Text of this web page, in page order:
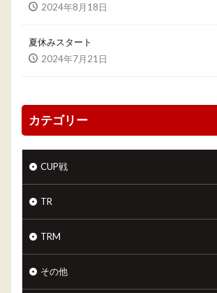
2024年8月18日
夏休みスタート
2024年7月21日
カテゴリー
CUP戦
TR
TRM
その他